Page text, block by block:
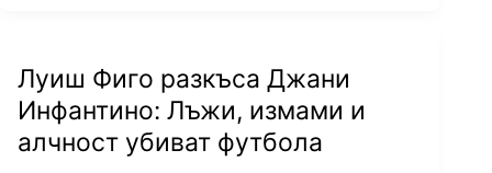
Луиш Фиго разкъса Джани
Инфантино: Лъжи, измами и
алчност убиват футбола